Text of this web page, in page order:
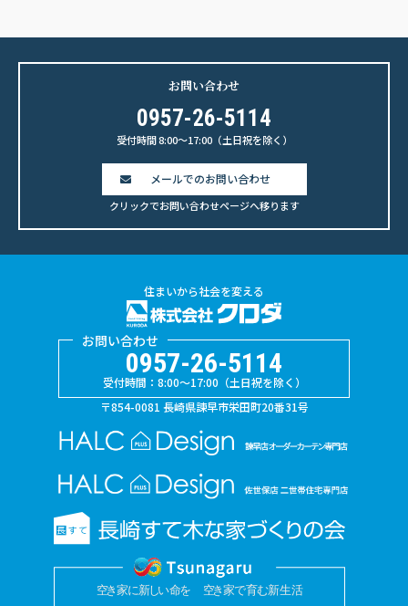
お問い合わせ
0957-26-5114
受付時間 8:00〜17:00（土日祝を除く）
メールでのお問い合わせ
クリックでお問い合わせページへ移ります
住まいから社会を変える
お問い合わせ
0957-26-5114
受付時間：8:00〜17:00（土日祝を除く）
〒854-0081 長崎県諫早市栄田町20番31号